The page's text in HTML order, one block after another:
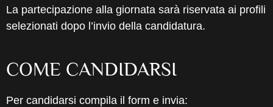
La partecipazione alla giornata sarà riservata ai profili
selezionati dopo l’invio della candidatura.
COME CANDIDARSI
Per candidarsi compila il form e invia: